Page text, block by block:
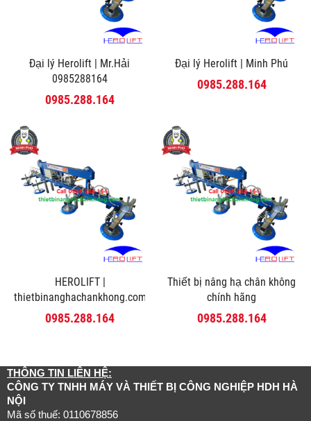
Đại lý Herolift | Mr.Hải
0985288164
0985.288.164
Đại lý Herolift | Minh Phú
0985.288.164
HEROLIFT |
thietbinanghachankhong.com
0985.288.164
Thiết bị nâng hạ chân không
chính hãng
0985.288.164
THÔNG TIN LIÊN HỆ:
CÔNG TY TNHH MÁY VÀ THIẾT BỊ CÔNG NGHIỆP HDH HÀ
NỘI
Mã số thuế: 0110678856